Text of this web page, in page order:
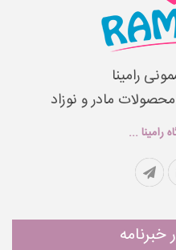
رامینا
مادر و نوزاد
رامینا ...